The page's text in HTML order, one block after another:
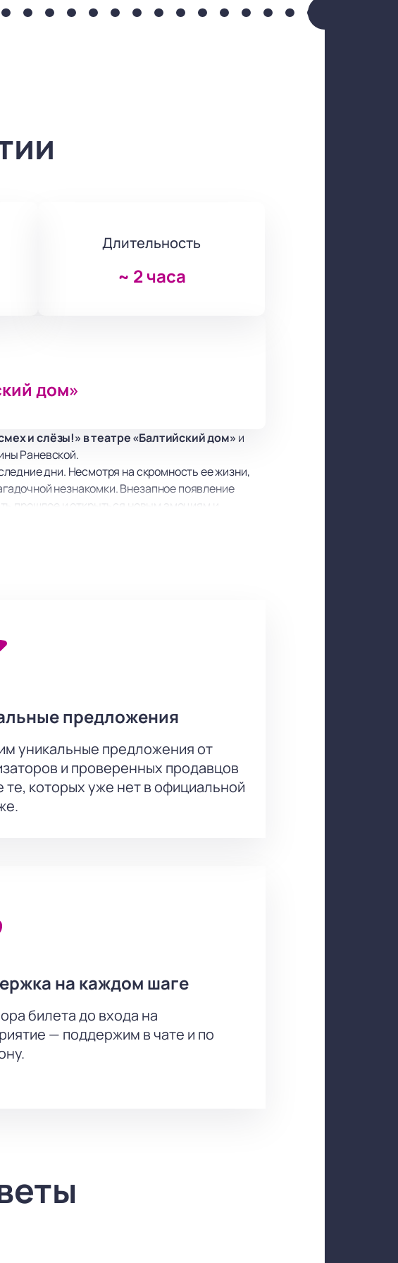
Длительность
~ 2 часа
дом»
и слёзы!» в театре «Балтийский дом» и
Раневской.
дни. Несмотря на скромность ее жизни,
незнакомки. Внезапное появление
прошлое и открыться новым эмоциям и
предложения
уникальные предложения от
и проверенных продавцов
те, которых уже нет в официальной
на каждом шаге
билета до входа на
— поддержим в чате и по